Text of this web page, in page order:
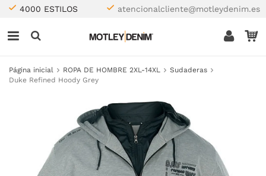
4000 ESTILOS atencionalcliente@motleydenim.es
Página inicial ROPA DE HOMBRE 2XL-14XL
Sudaderas
Duke Refined Hoody Grey